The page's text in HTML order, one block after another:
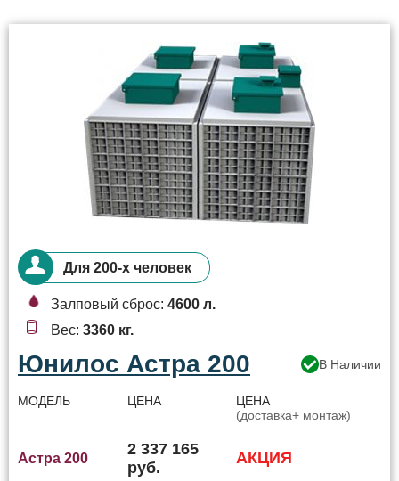
Юнилос Астра 200 В Наличии
МОДЕЛЬ ЦЕНА
ЦЕНА
(доставка+ монтаж)
Астра 200
2 337 165
руб.
АКЦИЯ
Для 200-х человек
Залповый сброс: 4600 л.
Вес: 3360 кг.